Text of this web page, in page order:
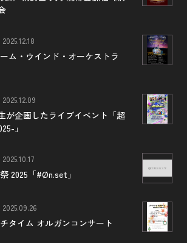
2025.12.18
ム・ウインド・オーケストラ
2025.12.09
が企画したライブイベント「超
」
2025.10.17
2025「#Øn.set」
2025.09.26
タイム オルガンコンサート